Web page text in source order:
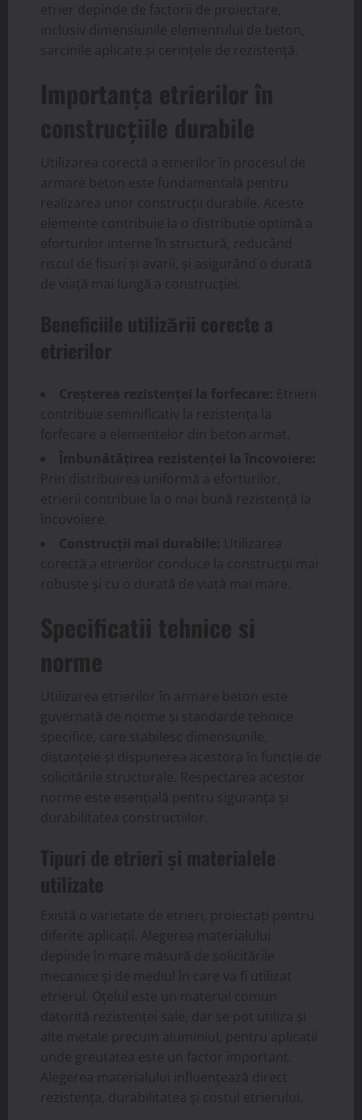
etrier depinde de factorii de proiectare,
inclusiv dimensiunile elementului de beton,
sarcinile aplicate și cerințele de rezistență.
Importanța etrierilor în
construcțiile durabile
Utilizarea corectă a etrierilor în procesul de
armare beton este fundamentală pentru
realizarea unor construcții durabile. Aceste
elemente contribuie la o distribuție optimă a
eforturilor interne în structură, reducând
riscul de fisuri și avarii, și asigurând o durată
de viață mai lungă a construcției.
Beneficiile utilizării corecte a
etrierilor
Creșterea rezistenței la forfecare: Etrierii
contribuie semnificativ la rezistența la
forfecare a elementelor din beton armat.
Îmbunătățirea rezistenței la încovoiere:
Prin distribuirea uniformă a eforturilor,
etrierii contribuie la o mai bună rezistență la
încovoiere.
Construcții mai durabile: Utilizarea
corectă a etrierilor conduce la construcții mai
robuste și cu o durată de viață mai mare.
Specificatii tehnice si
norme
Utilizarea etrierilor în armare beton este
guvernată de norme și standarde tehnice
specifice, care stabilesc dimensiunile,
distanțele și dispunerea acestora în funcție de
solicitările structurale. Respectarea acestor
norme este esențială pentru siguranța și
durabilitatea construcțiilor.
Tipuri de etrieri și materialele
utilizate
Există o varietate de etrieri, proiectați pentru
diferite aplicații. Alegerea materialului
depinde în mare măsură de solicitările
mecanice și de mediul în care va fi utilizat
etrierul. Oțelul este un material comun
datorită rezistenței sale, dar se pot utiliza și
alte metale precum aluminiul, pentru aplicații
unde greutatea este un factor important.
Alegerea materialului influențează direct
rezistența, durabilitatea și costul etrierului.